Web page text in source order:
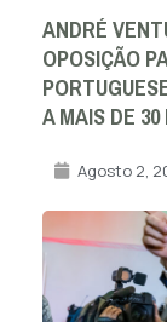
ANDRÉ
OPOSIÇÃO
A MAIS DE
Agosto 2,